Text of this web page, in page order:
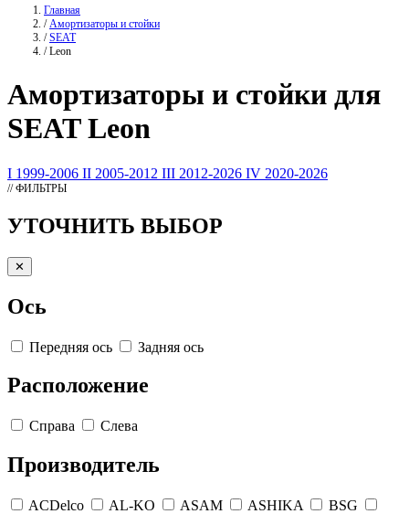
Главная
/ Амортизаторы и стойки
/ SEAT
/ Leon
Амортизаторы и стойки для
SEAT Leon
I 1999-2006 II 2005-2012 III 2012-2026 IV 2020-2026
// ФИЛЬТРЫ
УТОЧНИТЬ ВЫБОР
✕
Ось
Передняя ось Задняя ось
Расположение
Справа Слева
Производитель
ACDelco AL-KO ASAM ASHIKA
BSG